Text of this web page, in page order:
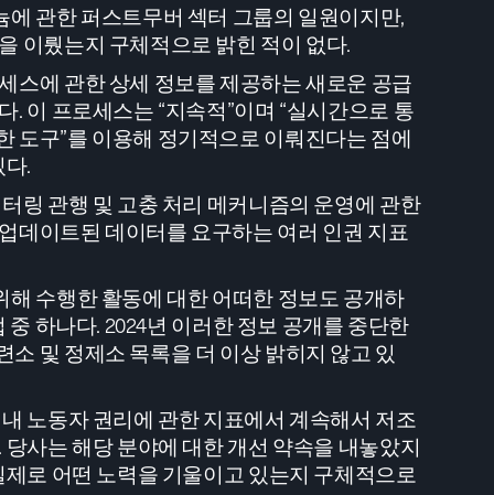
에 관한 퍼스트무버 섹터 그룹의 일원이지만,
이뤘는지 구체적으로 밝힌 적이 없다.
스에 관한 상세 정보를 제공하는 새로운 공급
. 이 프로세스는 “지속적”이며 “실시간으로 통
도구”를 이용해 정기적으로 이뤄진다는 점에
.
링 관행 및 고충 처리 메커니즘의 운영에 관한
데이트된 데이터를 요구하는 여러 인권 지표
해 수행한 활동에 대한 어떠한 정보도 공개하
중 하나다. 2024년 이러한 정보 공개를 중단한
소 및 정제소 목록을 더 이상 밝히지 않고 있
노동자 권리에 관한 지표에서 계속해서 저조
사는 해당 분야에 대한 개선 약속을 내놓았지
로 어떤 노력을 기울이고 있는지 구체적으로